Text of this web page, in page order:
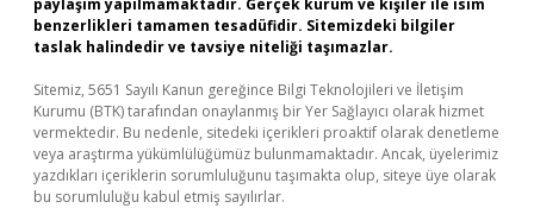
paylaşım yapılmamaktadır. Gerçek kurum ve kişiler ile isim
benzerlikleri tamamen tesadüfidir. Sitemizdeki bilgiler
taslak halindedir ve tavsiye niteliği taşımazlar.
Sitemiz, 5651 Sayılı Kanun gereğince Bilgi Teknolojileri ve İletişim
Kurumu (BTK) tarafından onaylanmış bir Yer Sağlayıcı olarak hizmet
vermektedir. Bu nedenle, sitedeki içerikleri proaktif olarak denetleme
veya araştırma yükümlülüğümüz bulunmamaktadır. Ancak, üyelerimiz
yazdıkları içeriklerin sorumluluğunu taşımakta olup, siteye üye olarak
bu sorumluluğu kabul etmiş sayılırlar.